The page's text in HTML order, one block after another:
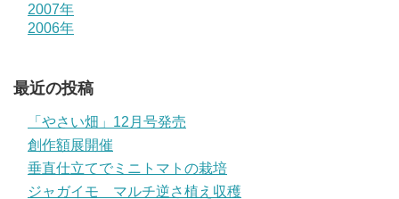
2007年
2006年
最近の投稿
「やさい畑」12月号発売
創作額展開催
垂直仕立てでミニトマトの栽培
ジャガイモ マルチ逆さ植え収穫